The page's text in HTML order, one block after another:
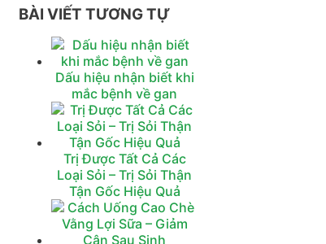
BÀI VIẾT TƯƠNG TỰ
Dấu hiệu nhận biết khi
mắc bệnh về gan
Trị Được Tất Cả Các
Loại Sỏi – Trị Sỏi Thận
Tận Gốc Hiệu Quả